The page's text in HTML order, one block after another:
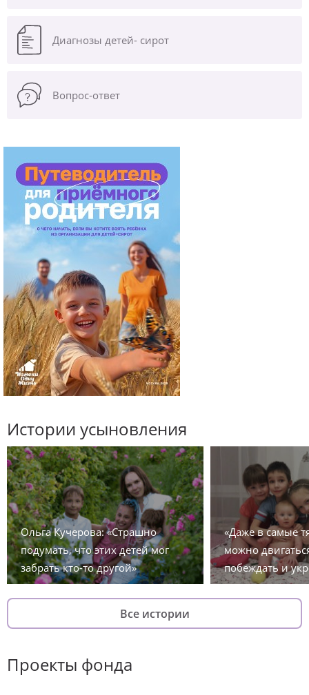
Диагнозы детей- сирот
Вопрос-ответ
Истории усыновления
Ольга Кучерова: «Страшно
подумать, что этих детей мог
забрать кто-то другой»
«Даже в самые
можно
побеждать и
Все истории
Проекты фонда